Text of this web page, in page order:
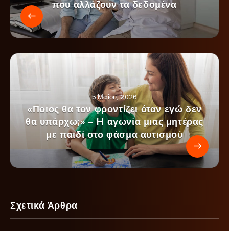
που αλλάζουν τα δεδομένα
5 Μαΐου, 2026
«Ποιος θα τον φροντίζει όταν εγώ δεν
θα υπάρχω;» – H αγωνία μιας μητέρας
με παιδί στο φάσμα αυτισμού
Σχετικά Άρθρα